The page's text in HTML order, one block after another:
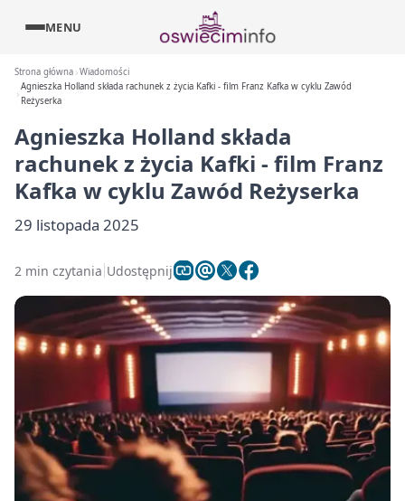
MENU
Strona główna Wiadomości
Agnieszka Holland składa rachunek z życia Kafki - film Franz Kafka w cyklu Zawód
Reżyserka
Agnieszka Holland składa
rachunek z życia Kafki - film Franz
Kafka w cyklu Zawód Reżyserka
29 listopada 2025
2 min czytania Udostępnij